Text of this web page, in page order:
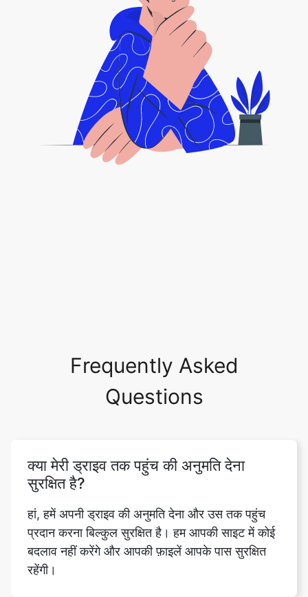
क्या मेरी ड्राइव तक पहुंच की अनुमति देना
प्रदान करना बिल्कुल सुरक्षित है। हम आपकी साइट में कोई
बदलाव नहीं करेंगे और आपकी फ़ाइलें आपके पास सुरक्षित
रहेंगी।
मैं अपने ड्राइव/ड्रॉपबॉक्स से फाइल कैसे